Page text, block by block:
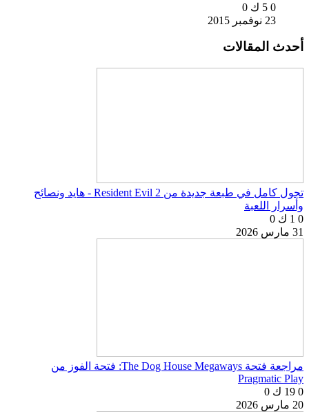
0 5 ك
0
23 نوفمبر 2015
أحدث المقالات
تجول كامل في طبعة جديدة من Resident Evil 2 - هايد ونصائح
وأسرار اللعبة
0 1 ك
0
31 مارس 2026
مراجعة فتحة The Dog House Megaways: فتحة الفوز من
Pragmatic Play
0 19 ك
0
20 مارس 2026